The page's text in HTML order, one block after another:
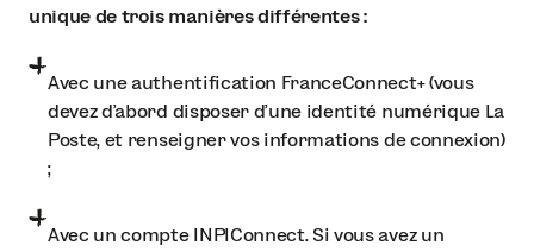
unique de trois manières différentes :
Avec une authentification FranceConnect+ (vous
devez d’abord disposer d’une identité numérique La
Poste, et renseigner vos informations de connexion)
;
Avec un compte INPIConnect. Si vous avez un